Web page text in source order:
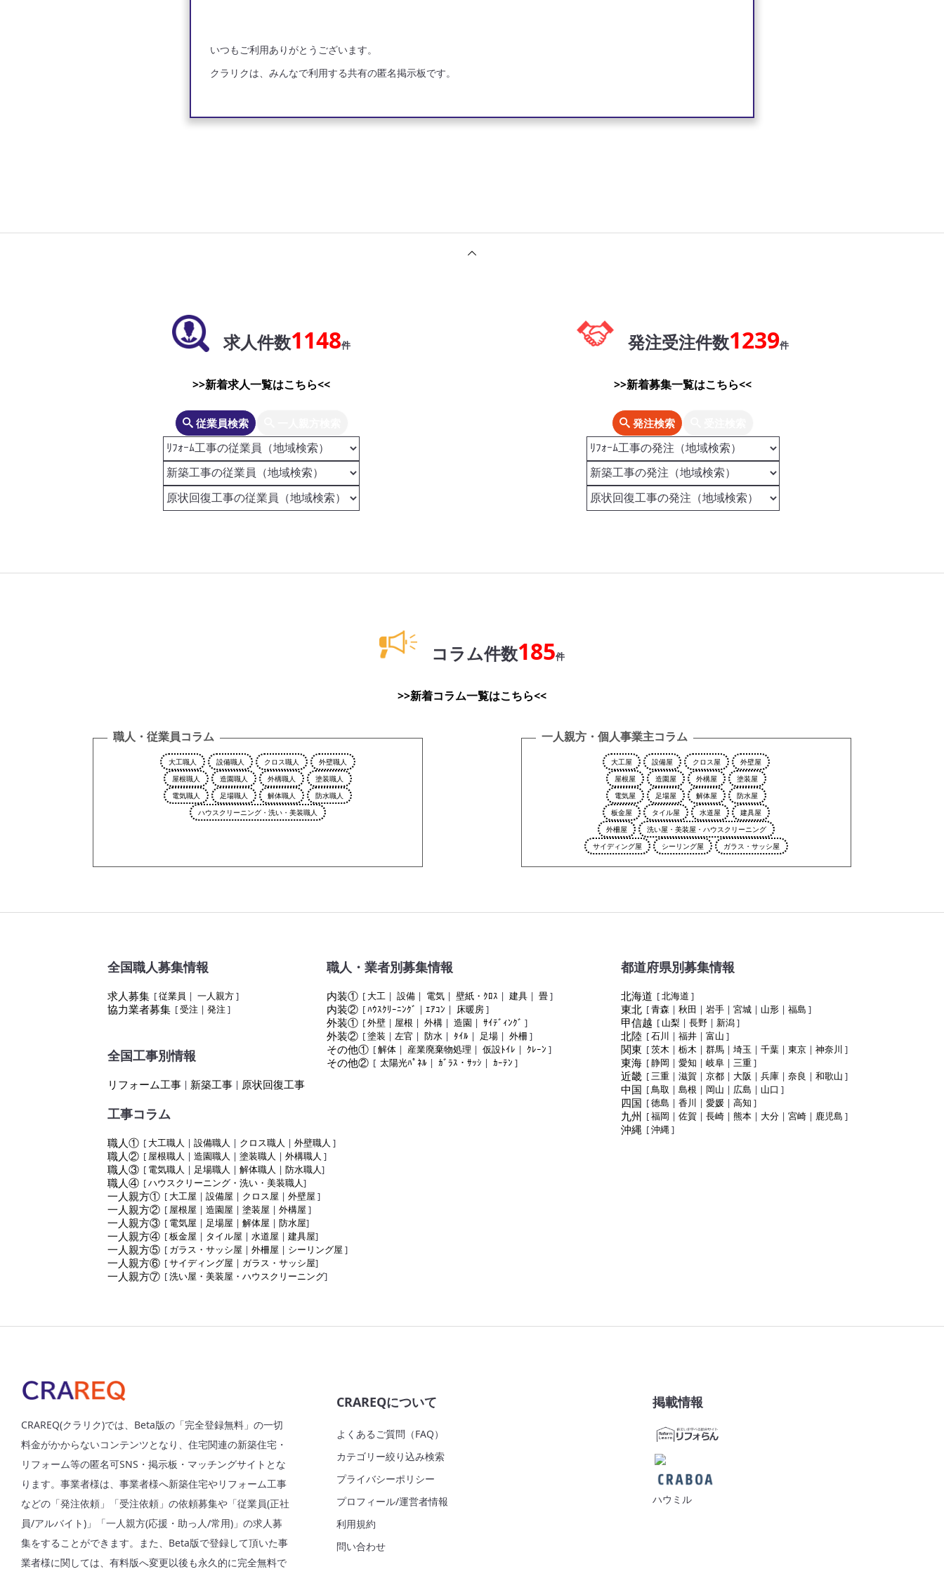
いつもご利用ありがとうございます。
クラリクは、みんなで利用する共有の匿名掲示板です。
求人件数1148件
>>新着求人一覧はこちら<<
従業員検索
発注受注件数1239件
>>新着募集一覧はこちら<<
発注検索
コラム件数185件
>>新着コラム一覧はこちら<<
職人・従業員コラム
大工職人 設備職人 クロス職人
外壁職人
屋根職人
造園職人 外構職人
塗装職人
電気職人
足場職人 解体職人
防水職人
ハウスクリーニング・洗い・美装職人
一人親方・個人事業主コラム
大工屋 設備屋 クロス屋
外壁屋
屋根屋
造園屋 外構屋
塗装屋
電気屋
足場屋 解体屋
防水屋
板金屋
タイル屋 水道屋
建具屋
外柵屋
洗い屋・美装屋・ハウスクリーニング
サイディング屋
シーリング屋 ガラス・サッシ屋
全国職人募集情報
求人募集 [従業員 | 一人親方]
協力業者募集 [受注 | 発注 ]
全国工事別情報
リフォーム工事 | 新築工事 | 原状回復工事
工事コラム
職人① [ 大工職人 | 設備職人 | クロス職人 | 外壁職人 ]
職人② [ 屋根職人 | 造園職人 | 塗装職人 | 外構職人 ]
職人③ [ 電気職人 | 足場職人 | 解体職人 | 防水職人]
職人④ [ハウスクリーニング・洗い・美装職人]
一人親方① [ 大工屋 | 設備屋 | クロス屋 | 外壁屋 ]
一人親方② [ 屋根屋 | 造園屋 | 塗装屋 | 外構屋 ]
一人親方③ [ 電気屋 | 足場屋 | 解体屋 | 防水屋]
一人親方④ [板金屋 | タイル屋 | 水道屋 | 建具屋]
一人親方⑤ [ ガラス・サッシ屋 | 外柵屋 | シーリング屋 ]
一人親方⑥ [サイディング屋 | ガラス・サッシ屋]
一人親方⑦ [洗い屋・美装屋・ハウスクリーニング]
職人・業者別募集情報
内装① [ 大工 | 設備 | 電気 | 壁紙・ｸﾛｽ | 建具 | 畳]
内装② [ﾊｳｽｸﾘｰﾆﾝｸﾞ | ｴｱｺﾝ | 床暖房]
外装① [外壁 | 屋根 | 外構 | 造園 | ｻｲﾃﾞｨﾝｸﾞ ]
外装② [塗装 | 左官 | 防水 | ﾀｲﾙ | 足場 | 外柵 ]
その他① [解体 | 産業廃棄物処理 | 仮設ﾄｲﾚ | ｸﾚｰﾝ ]
その他② [ 太陽光ﾊﾟﾈﾙ | ｶﾞﾗｽ・ｻｯｼ | ｶｰﾃﾝ ]
都道府県別募集情報
北海道 [北海道 ]
東北 [青森 | 秋田 | 岩手 | 宮城 | 山形 | 福島 ]
甲信越 [ 山梨 | 長野 | 新潟]
北陸 [石川 | 福井 | 富山 ]
関東 [茨木 | 栃木 | 群馬 | 埼玉 | 千葉 | 東京 | 神奈川 ]
東海 [静岡 | 愛知 | 岐阜 | 三重]
近畿 [三重 | 滋賀 | 京都 | 大阪 | 兵庫 | 奈良 | 和歌山 ]
中国 [鳥取 | 島根 | 岡山 | 広島 | 山口 ]
四国 [徳島 | 香川 | 愛媛 | 高知 ]
九州 [福岡 | 佐賀 | 長崎 | 熊本 | 大分 | 宮崎 | 鹿児島 ]
沖縄 [沖縄]
CRAREQ(クラリク)では、Beta版の「完全登録無料」の一切
料金がかからないコンテンツとなり、住宅関連の新築住宅・
リフォーム等の匿名可SNS・掲示板・マッチングサイトとな
ります。事業者様は、事業者様へ新築住宅やリフォーム工事
などの「発注依頼」「受注依頼」の依頼募集や「従業員(正社
員/アルバイト)」「一人親方(応援・助っ人/常用)」の求人募
集をすることができます。また、Beta版で登録して頂いた事
業者様に関しては、有料版へ変更以後も永久的に完全無料で
CRAREQについて
よくあるご質問（FAQ）
カテゴリー絞り込み検索
プライバシーポリシー
プロフィール/運営者情報
利用規約
問い合わせ
掲載情報
ハウミル